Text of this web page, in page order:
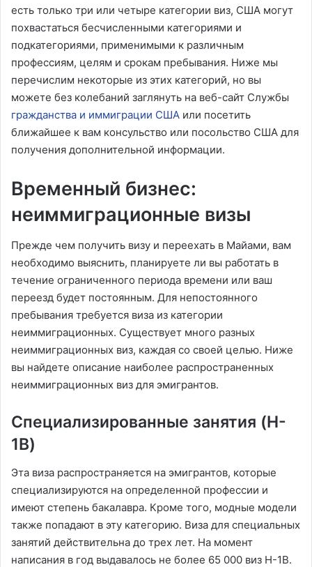
есть только три или четыре категории виз, США могут
похвастаться бесчисленными категориями и
подкатегориями, применимыми к различным
профессиям, целям и срокам пребывания. Ниже мы
перечислим некоторые из этих категорий, но вы
можете без колебаний заглянуть на веб-сайт Службы
гражданства и иммиграции США или посетить
ближайшее к вам консульство или посольство США для
получения дополнительной информации.
Временный бизнес:
неиммиграционные визы
Прежде чем получить визу и переехать в Майами, вам
необходимо выяснить, планируете ли вы работать в
течение ограниченного периода времени или ваш
переезд будет постоянным. Для непостоянного
пребывания требуется виза из категории
неиммиграционных. Существует много разных
неиммиграционных виз, каждая со своей целью. Ниже
вы найдете описание наиболее распространенных
неиммиграционных виз для эмигрантов.
Специализированные занятия (H-
1B)
Эта виза распространяется на эмигрантов, которые
специализируются на определенной профессии и
имеют степень бакалавра. Кроме того, модные модели
также попадают в эту категорию. Виза для специальных
занятий действительна до трех лет. На момент
написания в год выдавалось не более 65 000 виз H-1B.